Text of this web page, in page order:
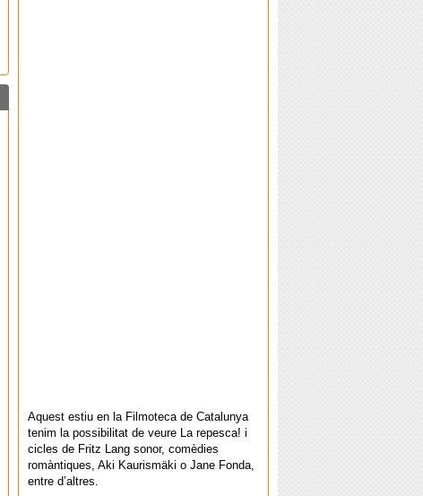
Aquest estiu en la Filmoteca de Catalunya
tenim la possibilitat de veure La repesca! i
cicles de Fritz Lang sonor, comèdies
romàntiques, Aki Kaurismäki o Jane Fonda,
entre d’altres.